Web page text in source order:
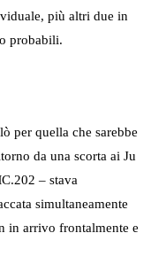
più altri due in
probabili.
per quella che sarebbe
da una scorta ai Ju
– stava
simultaneamente
in arrivo frontalmente e